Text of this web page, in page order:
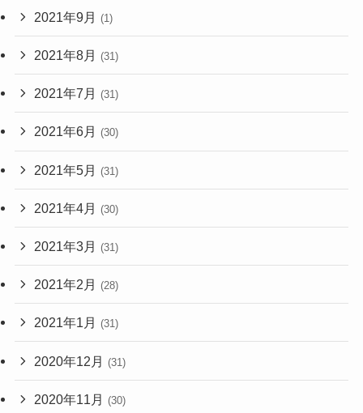
2021年9月 (1)
2021年8月 (31)
2021年7月 (31)
2021年6月 (30)
2021年5月 (31)
2021年4月 (30)
2021年3月 (31)
2021年2月 (28)
2021年1月 (31)
2020年12月 (31)
2020年11月 (30)